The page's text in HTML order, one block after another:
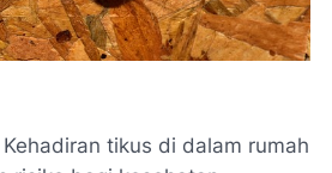
Kehadiran tikus di dalam rumah